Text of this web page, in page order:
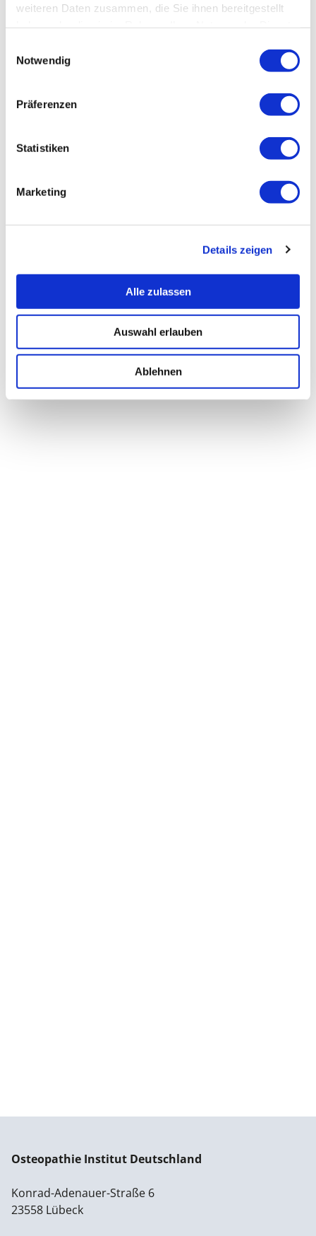
weiteren Daten zusammen, die Sie ihnen bereitgestellt
Notwendig
Präferenzen
Statistiken
Marketing
Details zeigen
Alle zulassen
Auswahl erlauben
Ablehnen
Dozent:
Davy Schneider
Kursort:
Dieser Kurs ist nicht kombinierbar mit dem Rabatt
Osteopathie Institut Deutschland
Konrad-Adenauer-Straße 6
23558 Lübeck